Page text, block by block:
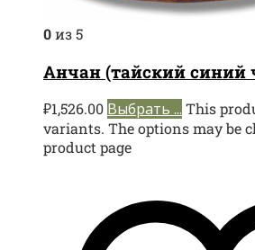
0из 5
Анчан (тайский синий
₽1,526.00 Выбрать ... This
variants. The options may be
product page